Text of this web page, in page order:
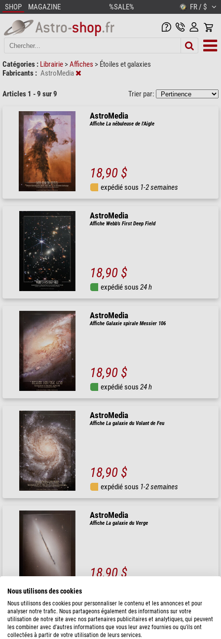
SHOP MAGAZINE %SALE% FR / $
Catégories : Librairie >Affiches > Étoiles et galaxies
Fabricants : AstroMedia
Articles 1 - 9 sur 9 Trier par:
AstroMedia
Affiche La nébuleuse de l'Aigle
18,90 $
expédié sous 1-2 semaines
AstroMedia
Affiche Webb's First Deep Field
18,90 $
expédié sous24 h
AstroMedia
Affiche Galaxie spirale Messier 106
18,90 $
expédié sous24 h
AstroMedia
Affiche La galaxie du Volant de Feu
18,90 $
expédié sous 1-2 semaines
AstroMedia
Affiche La galaxie du Verge
18,90 $
AstroMedia
Affiche Les galaxies antennes
Nous utilisons des cookies
Nous utilisons des cookies pour personnaliser le contenu et les annonces et pour
analyser notre trafic. Nous partageons également des informations sur votre
utilisation de notre site avec nos partenaires publicitaires et analytiques, qui peuvent
les combiner avec d'autres informations que vous leur avez fournies ou qu'ils ont
collectées à partir de votre utilisation de leurs services.